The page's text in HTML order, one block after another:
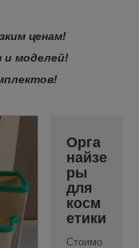
ценам!
моделей!
Орга
найзе
ры
для
косм
етики
Стоимо